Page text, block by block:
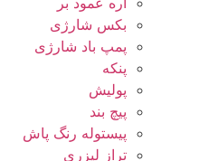
بکس شارژی
پمپ باد شارژی
پنکه
پولیش
پیچ بند
پیستوله رنگ پاش
تراز لیزری